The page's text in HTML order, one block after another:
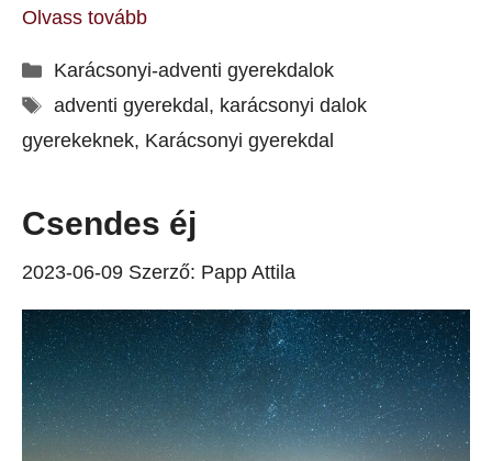
Olvass tovább
Kategória
Karácsonyi-adventi gyerekdalok
Címkék
adventi gyerekdal , karácsonyi dalok
gyerekeknek, Karácsonyi gyerekdal
Csendes éj
2023-06-09 Szerző: Papp Attila